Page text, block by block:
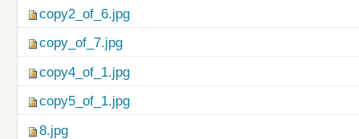
copy2_of_6.jpg
copy_of_7.jpg
copy4_of_1.jpg
copy5_of_1.jpg
8.jpg